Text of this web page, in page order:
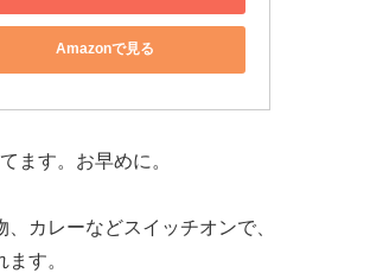
Amazonで見る
ます。お早めに。
、カレーなどスイッチオンで、
す。